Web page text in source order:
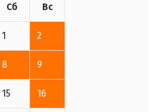
Сб Вс
1 2
8 9
15 16